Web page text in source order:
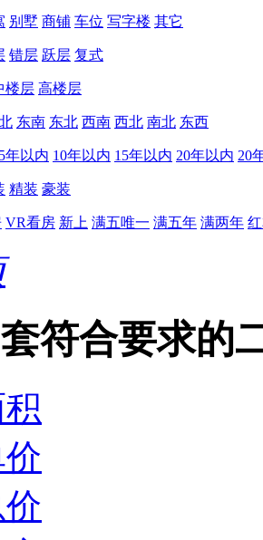
别墅 商铺 车位 写字楼 其它
错层 跃层 复式
楼层 高楼层
东南 东北 西南 西北 南北 东西
5年以内 10年以内 15年以内 20年以内 20
精装 豪装
VR看房 新上 满五唯一 满五年 满两年
套符合要求的